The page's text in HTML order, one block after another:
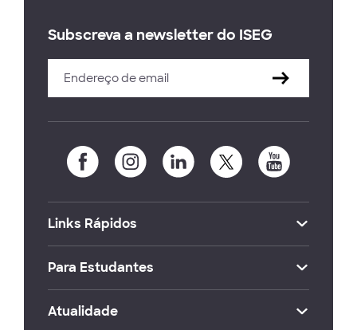
Subscreva a newsletter do ISEG
Links Rápidos
Para Estudantes
Atualidade